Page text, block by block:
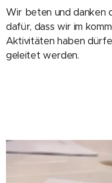
Wir beten und danken
dafür, dass wir im
Aktivitäten haben
geleitet werden.